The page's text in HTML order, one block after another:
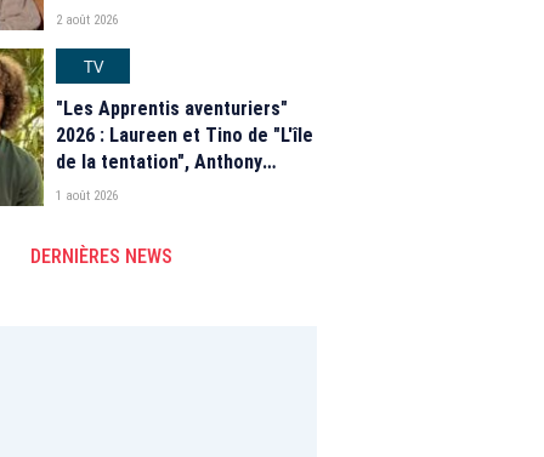
faut savoir sur la saison 21 du
2 août 2026
TV
"Les Apprentis aventuriers"
2026 : Laureen et Tino de "L'île
de la tentation", Anthony
Matéo, Jade Leboeuf... Le
de la télé-réalité de W9
1 août 2026
DERNIÈRES NEWS